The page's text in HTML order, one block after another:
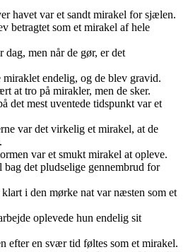
havet var et sandt mirakel for sjælen.
betragtet som et mirakel af hele
men når de gør, er det
endelig, og de blev gravid.
at tro på mirakler, men de sker.
det mest uventede tidspunkt var et
var det virkelig et mirakel, at de
var et smukt mirakel at opleve.
det pludselige gennembrud for
i den mørke nat var næsten som et
oplevede hun endelig sit
efter en svær tid føltes som et mirakel.